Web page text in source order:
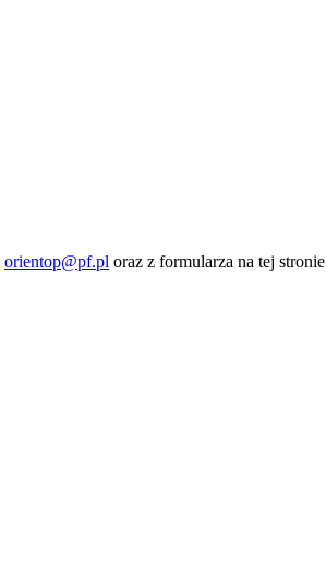
orientop@pf.pl oraz z formularza na tej stronie